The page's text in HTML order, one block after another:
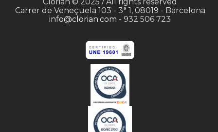
Carrer de Veneçuela 103 - 3ª 1, 08019 - Barcelona
info@clorian.com - 932 506 723